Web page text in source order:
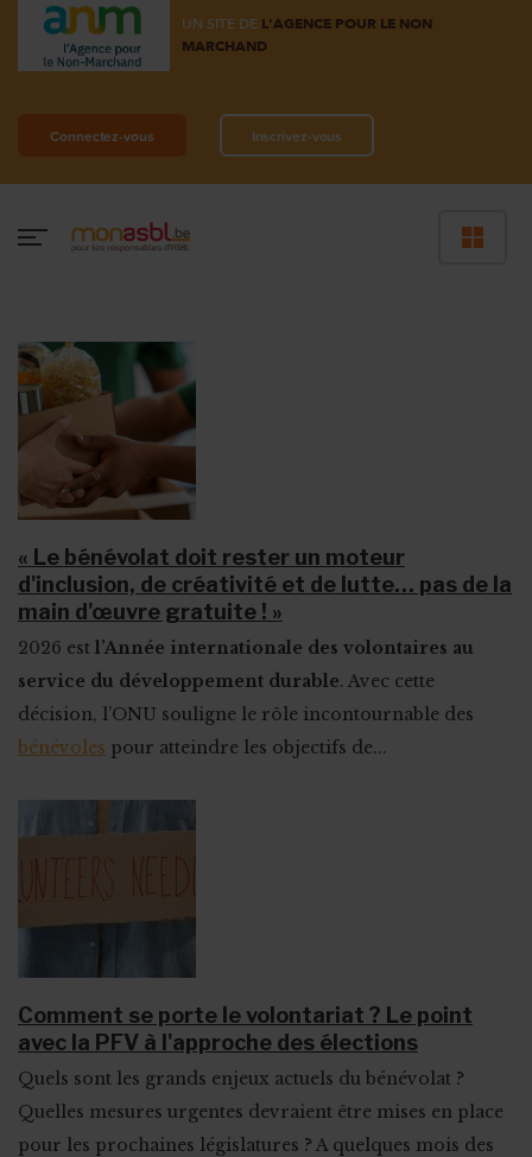
UN SITE DE L'AGENCE POUR LE NON
MARCHAND
Connectez-vous Inscrivez-vous
« Le bénévolat doit rester un moteur
d'inclusion, de créativité et de lutte… pas de la
main d'œuvre gratuite ! »
2026 est l’Année internationale des volontaires au
service du développement durable. Avec cette
décision, l’ONU souligne le rôle incontournable des
bénévoles pour atteindre les objectifs de...
Comment se porte le volontariat ? Le point
avec la PFV à l'approche des élections
Quels sont les grands enjeux actuels du bénévolat ?
Quelles mesures urgentes devraient être mises en place
pour les prochaines législatures ? A quelques mois des